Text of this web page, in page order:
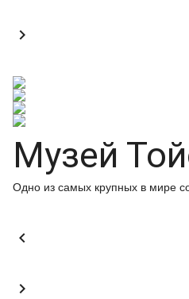

Музей
Одно из самых крупных в мире

